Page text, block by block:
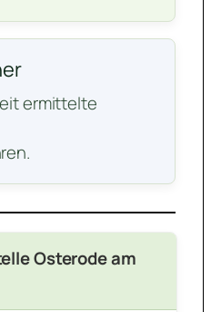
ermittelte
Osterode am